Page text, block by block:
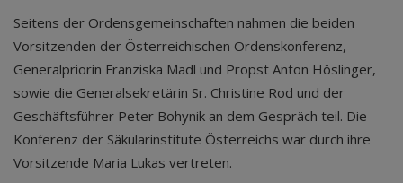
Seitens der Ordensgemeinschaften nahmen die beiden
Vorsitzenden der Österreichischen Ordenskonferenz,
Generalpriorin Franziska Madl und Propst Anton Höslinger,
sowie die Generalsekretärin Sr. Christine Rod und der
Geschäftsführer Peter Bohynik an dem Gespräch teil. Die
Konferenz der Säkularinstitute Österreichs war durch ihre
Vorsitzende Maria Lukas vertreten.